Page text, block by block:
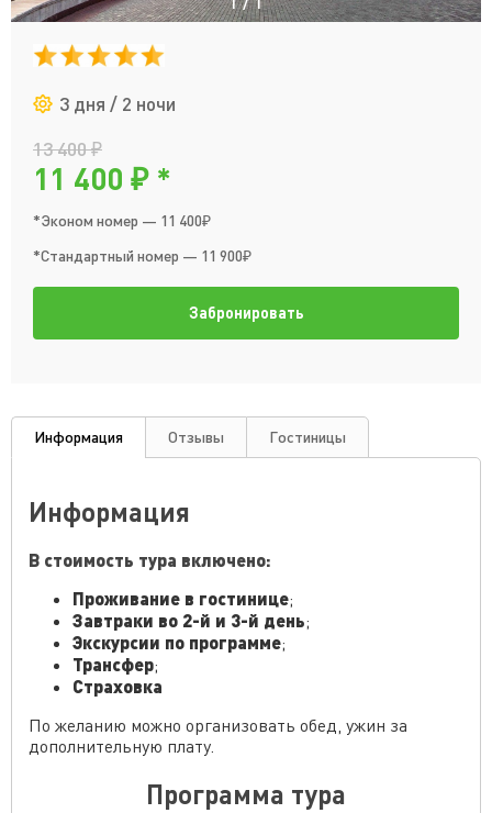
3 дня / 2 ночи
13 400 ₽
11 400 ₽ *
*Эконом номер — 11 400₽
*Стандартный номер — 11 900₽
Забронировать
Информация Отзывы Гостиницы
Информация
В стоимость тура включено:
Проживание в гостинице;
Завтраки во 2-й и 3-й день;
Экскурсии по программе;
Трансфер;
Страховка
По желанию можно организовать обед, ужин за
дополнительную плату.
Программа тура